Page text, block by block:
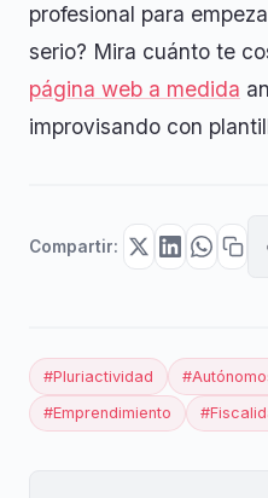
profesional para
serio? Mira cuánto te
página web a medida
improvisando con
Compartir:
#Pluriactividad
#Emprendimiento